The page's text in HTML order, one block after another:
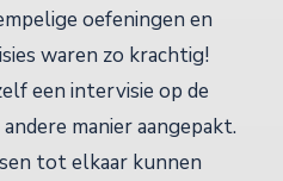
oefeningen en
waren zo krachtig!
een intervisie op de
manier aangepakt.
tot elkaar kunnen